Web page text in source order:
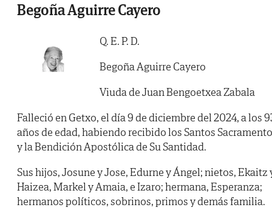
Begoña Aguirre Cayero
Q. E. P. D.
Begoña Aguirre Cayero
Viuda de Juan Bengoetxea Zabala
Falleció en Getxo, el día 9 de diciembre del 2024, a los
años de edad, habiendo recibido los Santos
y la Bendición Apostólica de Su Santidad.
Sus hijos, Josune y Jose, Edurne y Ángel; nietos, Ekaitz
Haizea, Markel y Amaia, e Izaro; hermana, Esperanza;
hermanos políticos, sobrinos, primos y demás familia.